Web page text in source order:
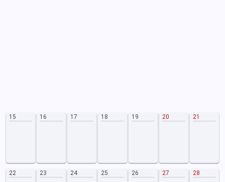
15 16 17 18 19 20 21
22 23 24 25 26 27 28